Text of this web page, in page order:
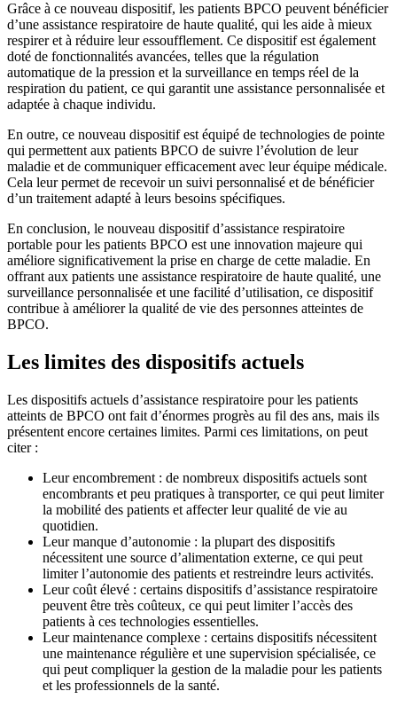
Grâce à ce nouveau dispositif, les patients BPCO peuvent bénéficier
d’une assistance respiratoire de haute qualité, qui les aide à mieux
respirer et à réduire leur essoufflement. Ce dispositif est également
doté de fonctionnalités avancées, telles que la régulation
automatique de la pression et la surveillance en temps réel de la
respiration du patient, ce qui garantit une assistance personnalisée et
adaptée à chaque individu.
En outre, ce nouveau dispositif est équipé de technologies de pointe
qui permettent aux patients BPCO de suivre l’évolution de leur
maladie et de communiquer efficacement avec leur équipe médicale.
Cela leur permet de recevoir un suivi personnalisé et de bénéficier
d’un traitement adapté à leurs besoins spécifiques.
En conclusion, le nouveau dispositif d’assistance respiratoire
portable pour les patients BPCO est une innovation majeure qui
améliore significativement la prise en charge de cette maladie. En
offrant aux patients une assistance respiratoire de haute qualité, une
surveillance personnalisée et une facilité d’utilisation, ce dispositif
contribue à améliorer la qualité de vie des personnes atteintes de
BPCO.
Les limites des dispositifs actuels
Les dispositifs actuels d’assistance respiratoire pour les patients
atteints de BPCO ont fait d’énormes progrès au fil des ans, mais ils
présentent encore certaines limites. Parmi ces limitations, on peut
citer :
Leur encombrement : de nombreux dispositifs actuels sont
encombrants et peu pratiques à transporter, ce qui peut limiter
la mobilité des patients et affecter leur qualité de vie au
quotidien.
Leur manque d’autonomie : la plupart des dispositifs
nécessitent une source d’alimentation externe, ce qui peut
limiter l’autonomie des patients et restreindre leurs activités.
Leur coût élevé : certains dispositifs d’assistance respiratoire
peuvent être très coûteux, ce qui peut limiter l’accès des
patients à ces technologies essentielles.
Leur maintenance complexe : certains dispositifs nécessitent
une maintenance régulière et une supervision spécialisée, ce
qui peut compliquer la gestion de la maladie pour les patients
et les professionnels de la santé.